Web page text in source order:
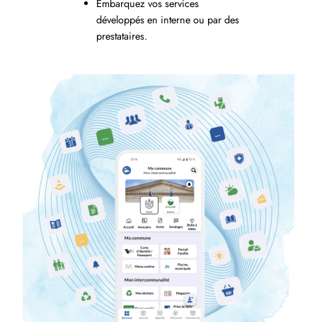
Embarquez vos services
développés en interne ou par des
prestataires.